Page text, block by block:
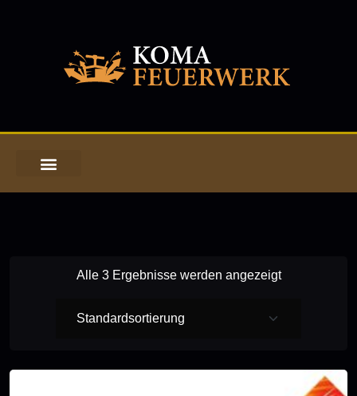
Alle 3 Ergebnisse werden angezeigt